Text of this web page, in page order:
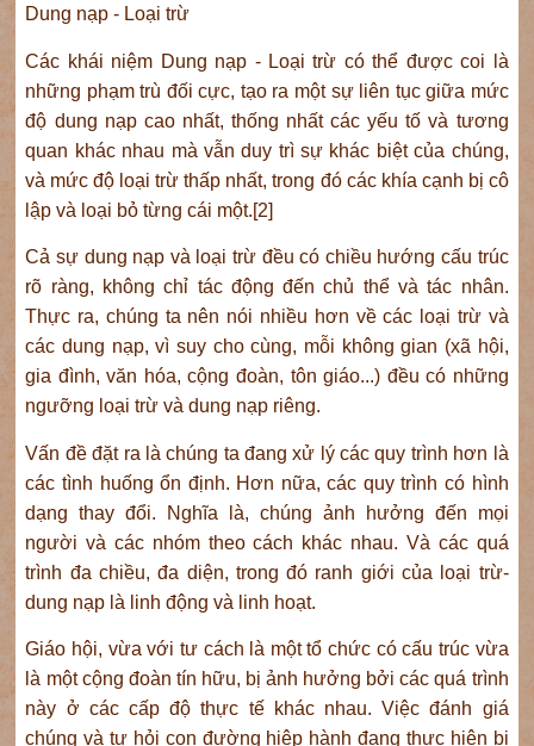
Dung nạp - Loại trừ
Các khái niệm Dung nạp - Loại trừ có thể được coi là
những phạm trù đối cực, tạo ra một sự liên tục giữa mức
độ dung nạp cao nhất, thống nhất các yếu tố và tương
quan khác nhau mà vẫn duy trì sự khác biệt của chúng,
và mức độ loại trừ thấp nhất, trong đó các khía cạnh bị cô
lập và loại bỏ từng cái một.[2]
Cả sự dung nạp và loại trừ đều có chiều hướng cấu trúc
rõ ràng, không chỉ tác động đến chủ thể và tác nhân.
Thực ra, chúng ta nên nói nhiều hơn về các loại trừ và
các dung nạp, vì suy cho cùng, mỗi không gian (xã hội,
gia đình, văn hóa, cộng đoàn, tôn giáo...) đều có những
ngưỡng loại trừ và dung nạp riêng.
Vấn đề đặt ra là chúng ta đang xử lý các quy trình hơn là
các tình huống ổn định. Hơn nữa, các quy trình có hình
dạng thay đổi. Nghĩa là, chúng ảnh hưởng đến mọi
người và các nhóm theo cách khác nhau. Và các quá
trình đa chiều, đa diện, trong đó ranh giới của loại trừ-
dung nạp là linh động và linh hoạt.
Giáo hội, vừa với tư cách là một tổ chức có cấu trúc vừa
là một cộng đoàn tín hữu, bị ảnh hưởng bởi các quá trình
này ở các cấp độ thực tế khác nhau. Việc đánh giá
chúng và tự hỏi con đường hiệp hành đang thực hiện bị